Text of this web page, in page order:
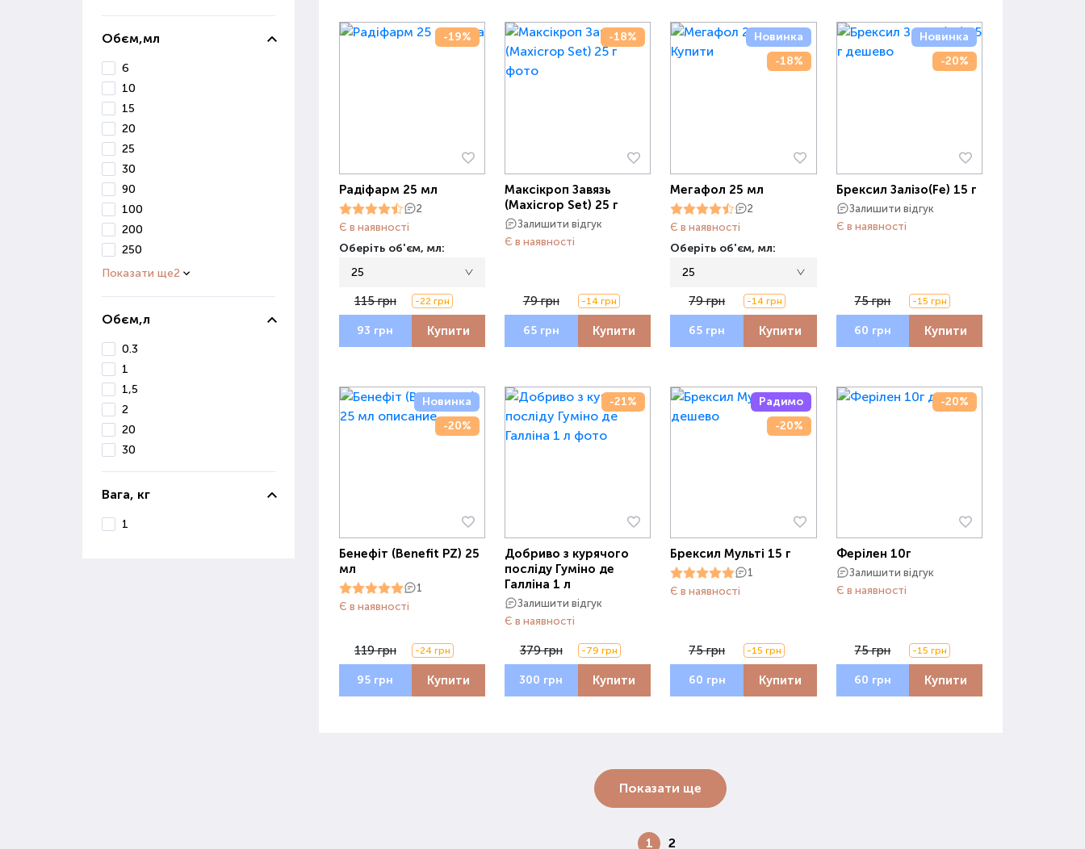
Обєм,мл
6
10
15
20
25
30
90
100
200
250
Показати ще2
Обєм,л
0.3
1
1,5
2
20
30
Вага, кг
1
-19%
Радіфарм 25 мл
2
Є в наявності
Оберіть об'єм, мл:
25
115 грн -22 грн
93 грн Купити
-18%
Максікроп Завязь
(Maxicrop Set) 25 г
Залишити відгук
Є в наявності
79 грн -14 грн
65 грн Купити
Новинка
-18%
Мегафол 25 мл
2
Є в наявності
Оберіть об'єм, мл:
25
79 грн -14 грн
65 грн Купити
Новинка
-20%
Брексил Залізо(Fe) 15 г
Залишити відгук
Є в наявності
75 грн -15 грн
60 грн Купити
Новинка
-20%
Бенефіт (Benefit PZ) 25
мл
1
Є в наявності
119 грн -24 грн
95 грн Купити
-21%
Добриво з курячого
посліду Гуміно де
Галліна 1 л
Залишити відгук
Є в наявності
379 грн -79 грн
300 грн Купити
Радимо
-20%
Брексил Мульті 15 г
1
Є в наявності
75 грн -15 грн
60 грн Купити
-20%
Ферілен 10г
Залишити відгук
Є в наявності
75 грн -15 грн
60 грн Купити
Показати ще
1 2